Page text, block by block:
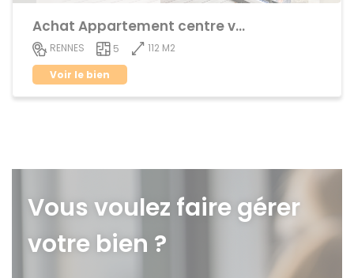
Achat Appartement centre ville
RENNES 5
112 M2
Voir le bien
Vous voulez faire gérer
votre bien ?